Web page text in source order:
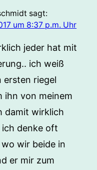
sagt:
um 8:37 p.m. Uhr
jeder hat mit
ich weiß
ersten riegel
ihn von meinem
damit wirklich
denke oft
wir beide in
er mir zum